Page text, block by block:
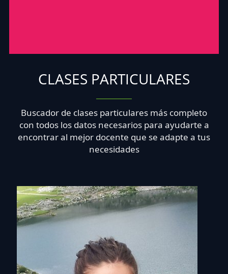
CLASES PARTICULARES
Buscador de clases particulares más completo
con todos los datos necesarios para ayudarte a
encontrar al mejor docente que se adapte a tus
necesidades